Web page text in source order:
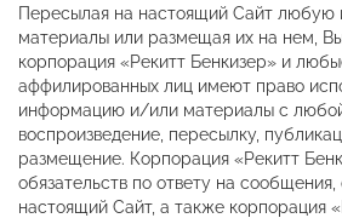
Пересылая на настоящий Сайт
материалы или размещая их на нем,
корпорация «Рекитт Бенкизер» и
аффилированных лиц имеют право
информацию и/или материалы с
воспроизведение, пересылку,
размещение. Корпорация «Рекитт
обязательств по ответу на
настоящий Сайт, а также корпорация